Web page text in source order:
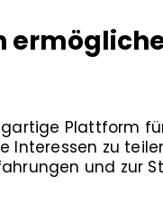
Plattform
zu
und zur